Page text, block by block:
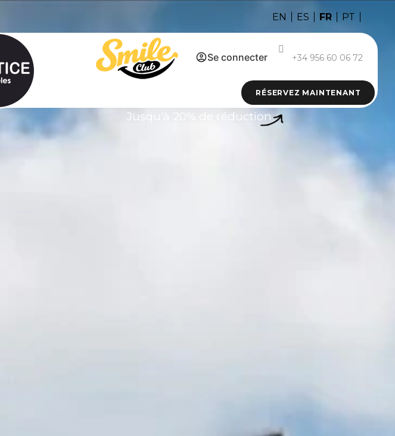
EN ES FR PT
Se connecter +34 956 60 06 72
RÉSERVEZ MAINTENANT
Jusqu'à 20% de réduction